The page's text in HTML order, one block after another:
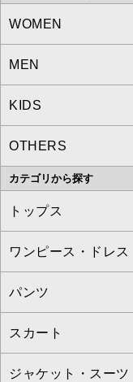
WOMEN
a.v.v
MICHEL KLEIN
MK MICHEL
OFUON le MK
MEN
a.v.v
MICHEL KLEIN
MK MICHEL
KIDS
a.v.v
OTHERS
MK MICHEL
カテゴリから探す
トップス
すべてのトップス
カットソー・Tシ
ブラウス・シャツ
ニット・セーター
ワンピース・ドレス
すべてのワンピー
ワンピース
ドレス
パンツ
すべてのパンツ
フルレングスパン
スカート
すべてのスカート
ジャケット・スーツ